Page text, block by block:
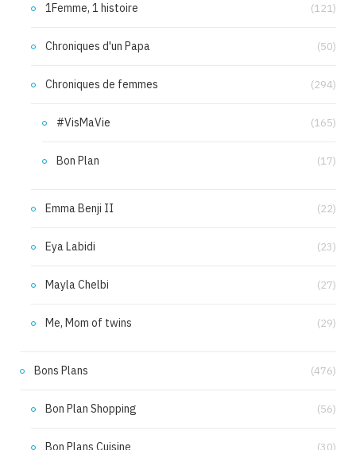
1Femme, 1 histoire (121)
Chroniques d'un Papa (50)
Chroniques de femmes (294)
#VisMaVie (165)
Bon Plan (17)
Emma Benji II (22)
Eya Labidi (23)
Mayla Chelbi (27)
Me, Mom of twins (29)
Bons Plans (476)
Bon Plan Shopping (56)
Bon Plans Cuisine